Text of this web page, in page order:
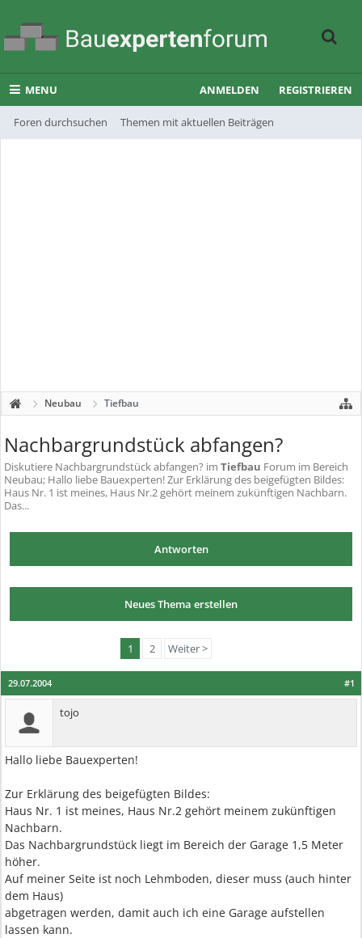
MENU
Foren durchsuchen Themen mit aktuellen Beiträgen
ANMELDEN REGISTRIEREN
Neubau Tiefbau
Nachbargrundstück abfangen?
Diskutiere Nachbargrundstück abfangen? im Tiefbau Forum im Bereich
Neubau; Hallo liebe Bauexperten! Zur Erklärung des beigefügten Bildes:
Haus Nr. 1 ist meines, Haus Nr.2 gehört meinem zukünftigen Nachbarn.
Das...
Antworten
Neues Thema erstellen
1 2 Weiter >
#1
29.07.2004
tojo
Hallo liebe Bauexperten!
Zur Erklärung des beigefügten Bildes:
Haus Nr. 1 ist meines, Haus Nr.2 gehört meinem zukünftigen
Nachbarn.
Das Nachbargrundstück liegt im Bereich der Garage 1,5 Meter
höher.
Auf meiner Seite ist noch Lehmboden, dieser muss (auch hinter
dem Haus)
abgetragen werden, damit auch ich eine Garage aufstellen
lassen kann.